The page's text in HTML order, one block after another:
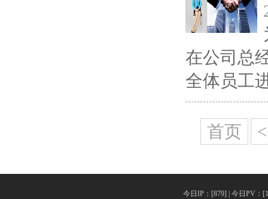
在公司总
全体员工
首页
今日IP：[879] | 今日PV：